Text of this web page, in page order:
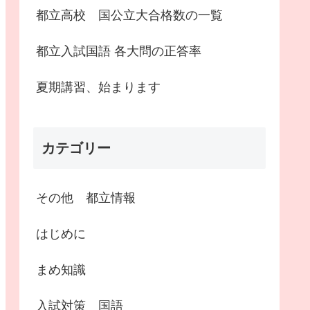
都立高校 国公立大合格数の一覧
都立入試国語 各大問の正答率
夏期講習、始まります
カテゴリー
その他 都立情報
はじめに
まめ知識
入試対策 国語